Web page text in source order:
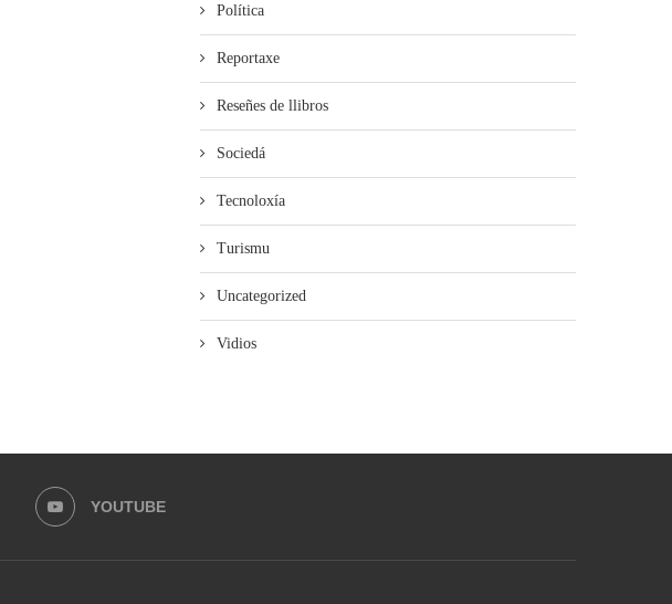
Política
Reportaxe
Reseñes de llibros
Sociedá
Tecnoloxía
Turismu
Uncategorized
Vidios
YOUTUBE